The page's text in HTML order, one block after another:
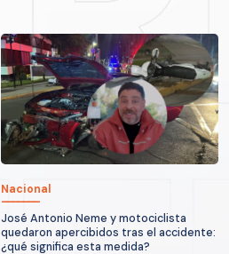
Nacional
José Antonio Neme y motociclista
quedaron apercibidos tras el accidente:
¿qué significa esta medida?